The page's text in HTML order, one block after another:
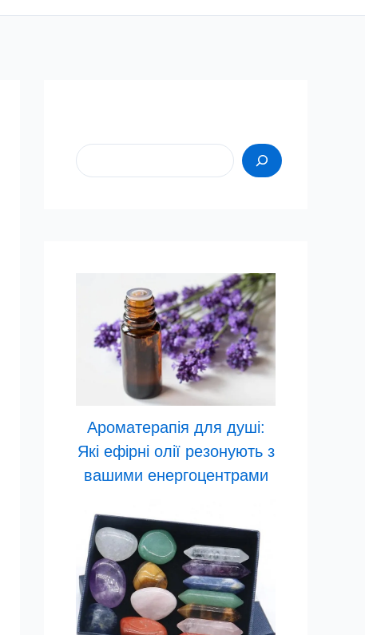
Ароматерапія для душі:
Які ефірні олії резонують з
вашими енергоцентрами